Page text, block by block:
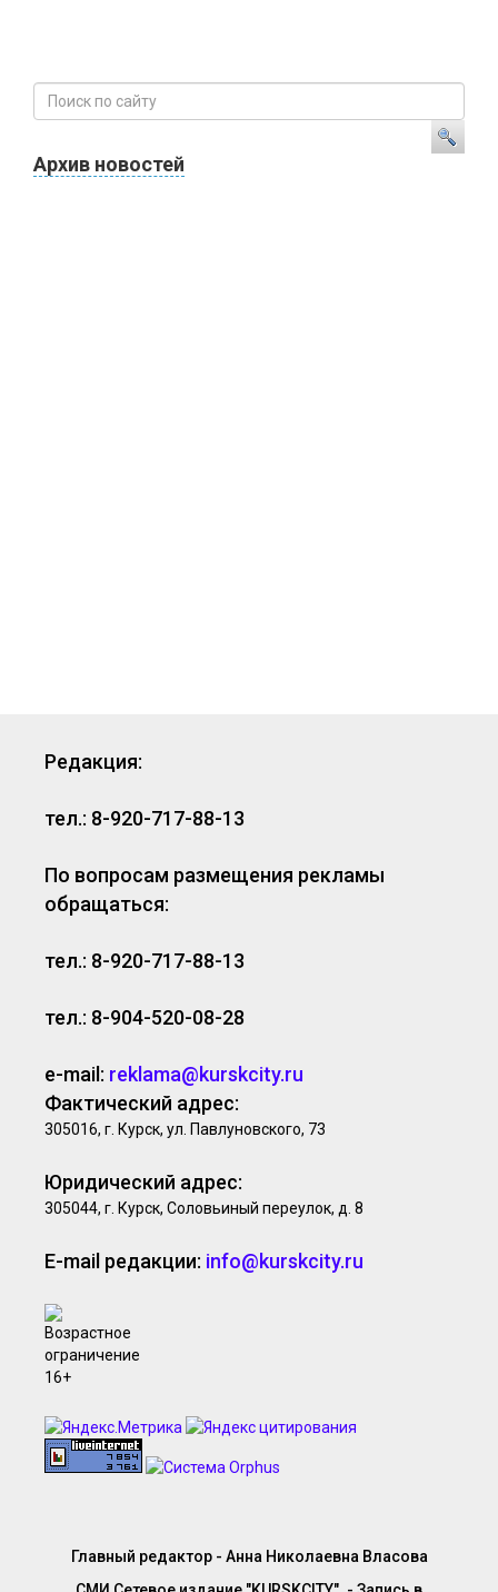
Архив новостей
Редакция:
тел.: 8-920-717-88-13
По вопросам размещения рекламы
обращаться:
тел.: 8-920-717-88-13
тел.: 8-904-520-08-28
e-mail: reklama@kurskcity.ru
Фактический адрес:
305016, г. Курск, ул. Павлуновского, 73
Юридический адрес:
305044, г. Курск, Соловьиный переулок, д. 8
E-mail редакции: info@kurskcity.ru
Главный редактор - Анна Николаевна Власова